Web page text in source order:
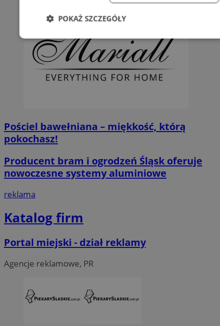
Pościel bawełniana – miękkość, którą
pokochasz!
Producent bram i ogrodzeń Śląsk oferuje
nowoczesne systemy aluminiowe
reklama
Katalog firm
Portal miejski - dział reklamy
Agencje reklamowe, PR
POKAŻ SZCZEGÓŁY
Niezbędne Wydajność Targetowanie
Niezbędne pliki cookie umożliwiają korzystanie z
logowanie użytkownika i zarządzanie kontem. Bez niezbędnych
ze strony internetowej.
Nazwa Provider/ Domena
SessID
piekaryslaskie.com.pl
MvSessID
VISITOR_PRIVACY_METADATA
YouTube
.youtube.com